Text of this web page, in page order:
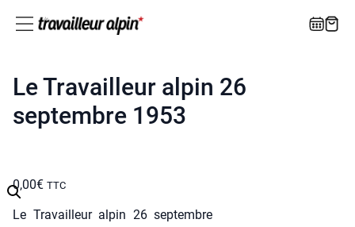
Le Travailleur alpin 26
septembre 1953
0,00€ TTC
Le Tra­vailleur alpin 26 sep­tembre